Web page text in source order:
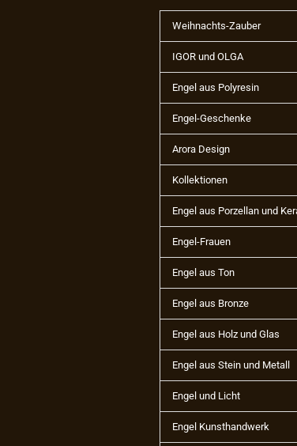
Weihnachts-Zauber
IGOR und OLGA
Engel aus Polyresin
Engel-Geschenke
Arora Design
Kollektionen
Engel aus Porzellan und
Engel-Frauen
Engel aus Ton
Engel aus Bronze
Engel aus Holz und Glas
Engel aus Stein und Metall
Engel und Licht
Engel Kunsthandwerk